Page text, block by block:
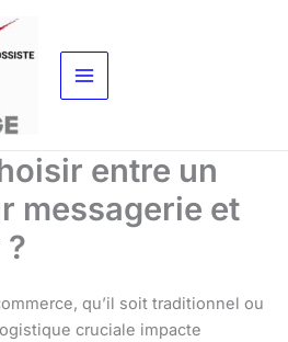
entre un
messagerie et
qu’il soit traditionnel ou
cruciale impacte